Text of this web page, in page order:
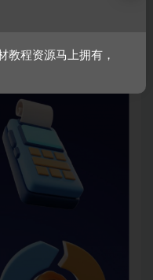
教程资源马上拥有，